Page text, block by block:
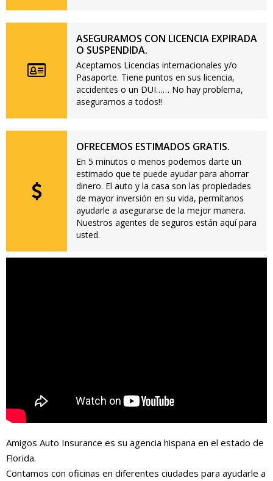
ASEGURAMOS CON LICENCIA EXPIRADA
O SUSPENDIDA.
Aceptamos Licencias internacionales y/o
Pasaporte. Tiene puntos en sus licencia,
accidentes o un DUI…… No hay problema,
aseguramos a todos!!
OFRECEMOS ESTIMADOS GRATIS.
En 5 minutos o menos podemos darte un
estimado que te puede ayudar para ahorrar
dinero. El auto y la casa son las propiedades
de mayor inversión en su vida, permítanos
ayudarle a asegurarse de la mejor manera.
Nuestros agentes de seguros están aquí para
usted.
Amigos Auto Insurance es su agencia hispana en el estado de
Florida.
Contamos con oficinas en diferentes ciudades para ayudarle a